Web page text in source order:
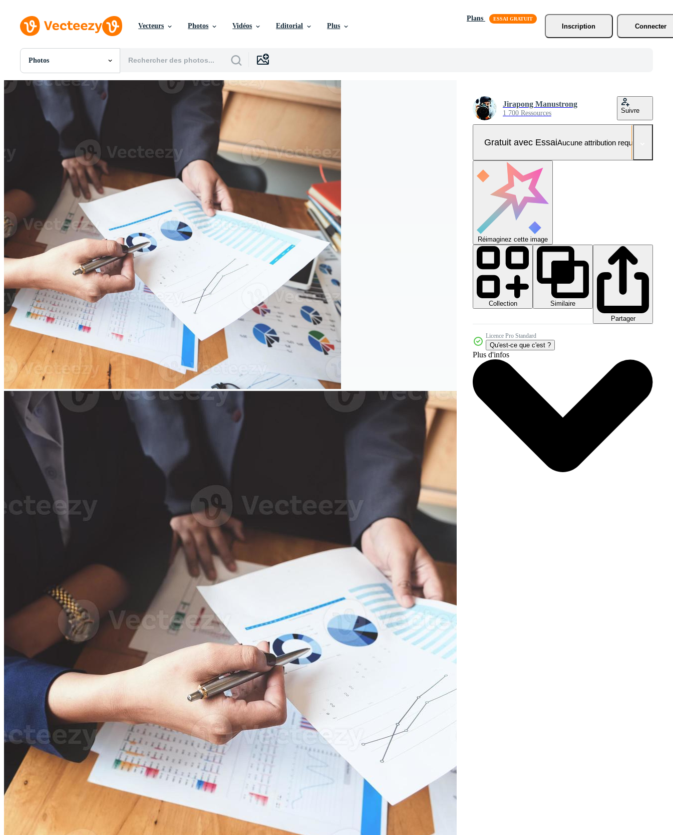
Vecteurs Photos Vidéos Editorial Plus
Plans
Inscription
Connecter
Photos
Toutes Images
Photos
SVGs
Modèles
Motion graphics
Images Éditoriales
Événements Éditoriaux
Jirapong Manustrong
1 700 Ressources Suivre
Gratuit avec EssaiAucune attribution requise
Réimaginez cette image
Collection
Similaire
Partager
Licence Pro Standard
Qu'est-ce que c'est ?
Plus d'infos